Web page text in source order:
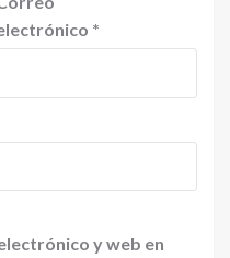
*
y web en